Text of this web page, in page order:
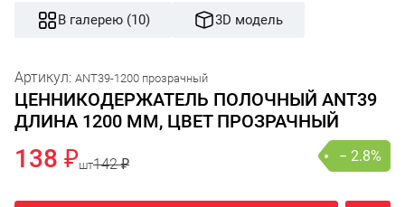
В галерею (10) 3D модель
Артикул: ANT39-1200 прозрачный
ЦЕННИКОДЕРЖАТЕЛЬ ПОЛОЧНЫЙ ANT39
ДЛИНА 1200 ММ, ЦВЕТ ПРОЗРАЧНЫЙ
138 ₽шт142 ₽ − 2.8%